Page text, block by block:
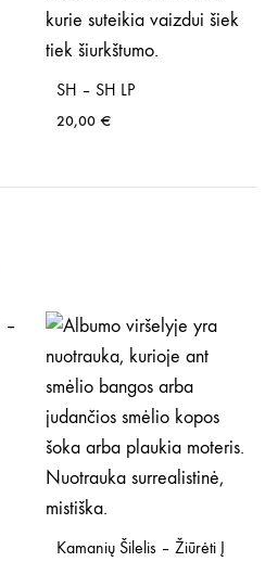
SH – SH LP
20,00 €
Kamanių Šilelis – Žiūrėti Į